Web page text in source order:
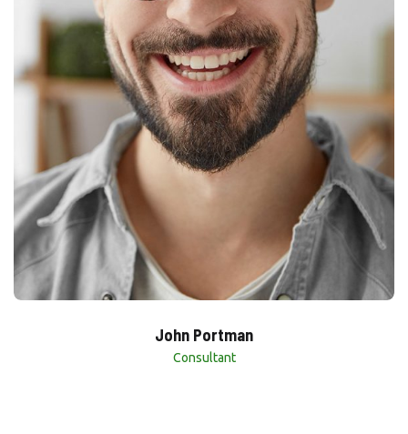
John Portman
Consultant